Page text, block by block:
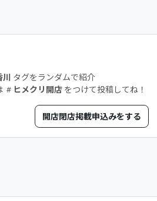
川 タグをランダムで紹介
ヒメクリ開店 をつけて投稿してね！
開店閉店掲載申込みをする